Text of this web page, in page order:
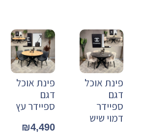
פינת אוכל
דגם
ספיידר
דמוי שיש
פינת אוכל
דגם
ספיידר עץ
₪4,490